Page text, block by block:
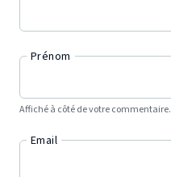
Prénom
Affiché à côté de votre commentaire.
Email